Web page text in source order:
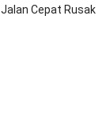
Jalan Cepat Rusak